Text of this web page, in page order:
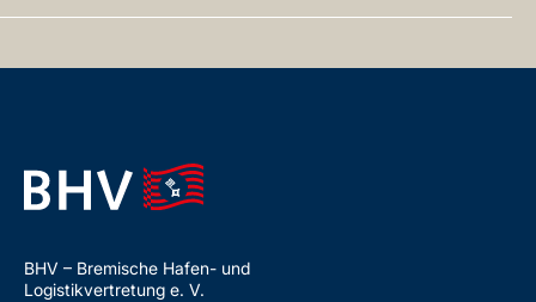
BHV – Bremische Hafen- und
Logistikvertretung e. V.